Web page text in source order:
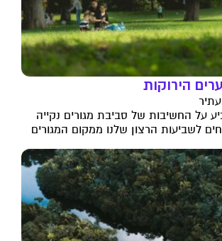
הירוקות
על החשיבות של סביבת מגורים נקייה
לשביעות הרצון שלנו ממקום המגורים